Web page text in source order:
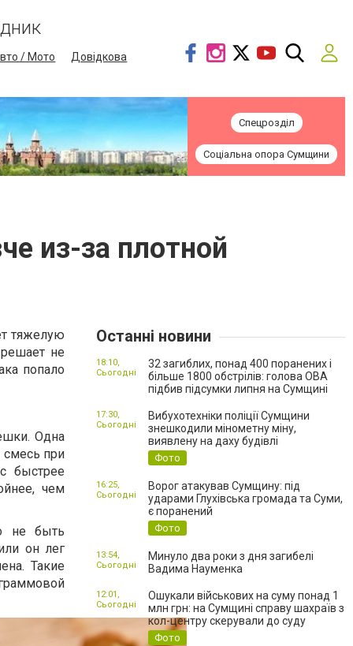
/ Мото
Довідкова
Спецрозділ
Соціальна опора Сумщини
из-за плотной
тяжелую
не
попало
Одна
смесь при
быстрее
чем
не быть
он лег
Такие
Останні новини
32 загиблих, понад 400 поранених і
більше 1800 обстрілів: голова ОВА
підбив підсумки липня на Сумщині
18:10,
Сьогодні
Вибухотехніки поліції Сумщини
знешкодили мінометну міну,
виявлену на даху будівлі
Фото
17:30,
Сьогодні
Ворог атакував Сумщину: під
ударами Глухівська громада та Суми,
є поранений
Фото
16:25,
Сьогодні
Минуло два роки з дня загибелі
Вадима Науменка
13:54,
Сьогодні
Ошукали військових на суму понад 1
млн грн: на Сумщині справу шахраїв з
кол-центру скерували до суду
Фото
12:01,
Сьогодні